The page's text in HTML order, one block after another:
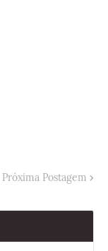
Próxima Postagem